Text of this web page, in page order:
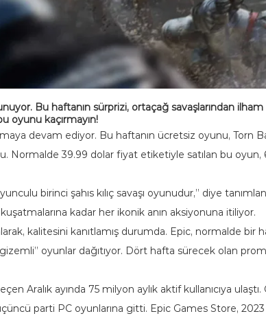
Bu haftanın sürprizi, ortaçağ savaşlarından
oyunu kaçırmayın!
devam ediyor. Bu haftanın ücretsiz oyunu, Torn
Normalde 39.99 dolar fiyat etiketiyle satılan bu oyun,
birinci şahıs kılıç savaşı oyunudur,” diye
kuşatmalarına kadar her ikonik anın aksiyonuna itiliyor.
kalitesini kanıtlamış durumda. Epic, normalde bir
oyunlar dağıtıyor. Dört hafta sürecek olan
Aralık ayında 75 milyon aylık aktif kullanıcıya
parti PC oyunlarına gitti. Epic Games Store,